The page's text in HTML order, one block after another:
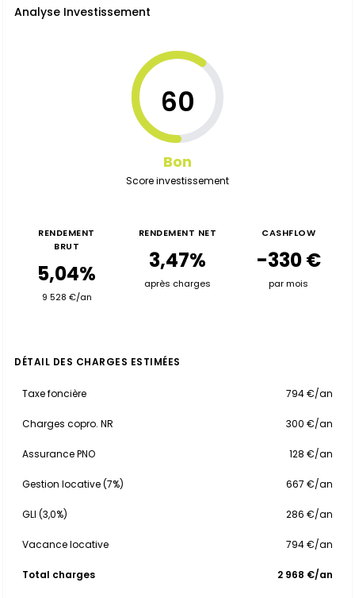
Analyse Investissement
60
Bon
Score investissement
RENDEMENT
BRUT
5,04%
9 528 €/an
RENDEMENT NET
3,47%
après charges
CASHFLOW
-330 €
par mois
DÉTAIL DES CHARGES ESTIMÉES
Taxe foncière 794 €/an
Charges copro. NR 300 €/an
Assurance PNO 128 €/an
Gestion locative (7%) 667 €/an
GLI (3,0%) 286 €/an
Vacance locative 794 €/an
Total charges 2 968 €/an